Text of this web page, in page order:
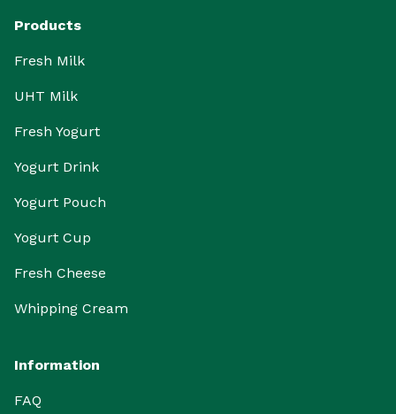
Products
Fresh Milk
UHT Milk
Fresh Yogurt
Yogurt Drink
Yogurt Pouch
Yogurt Cup
Fresh Cheese
Whipping Cream
Information
FAQ